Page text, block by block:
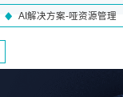
AI解决方案-哑资源管理